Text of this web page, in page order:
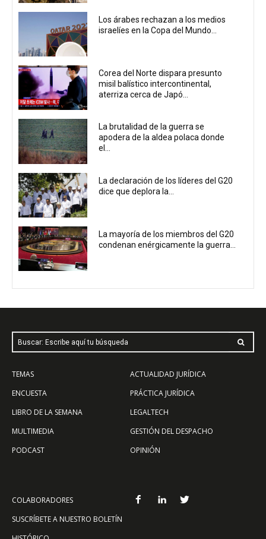
Los árabes rechazan a los medios
israelíes en la Copa del Mundo...
Corea del Norte dispara presunto
misil balístico intercontinental,
aterriza cerca de Japó...
La brutalidad de la guerra se
apodera de la aldea polaca donde
el...
La declaración de los líderes del G20
dice que deplora la...
La mayoría de los miembros del G20
condenan enérgicamente la guerra...
Buscar: Escribe aquí tu búsqueda
TEMAS
ENCUESTA
LIBRO DE LA SEMANA
MULTIMEDIA
PODCAST
ACTUALIDAD JURÍDICA
PRÁCTICA JURÍDICA
LEGALTECH
GESTIÓN DEL DESPACHO
OPINIÓN
COLABORADORES
SUSCRÍBETE A NUESTRO BOLETÍN